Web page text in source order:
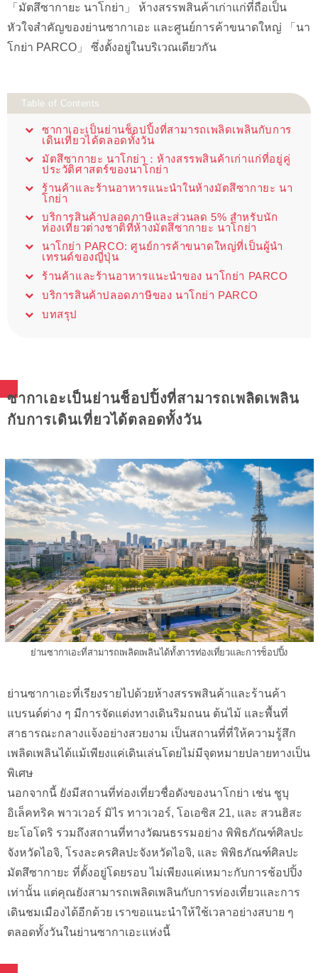
「มัตสึซากายะ นาโกย่า」 ห้างสรรพสินค้าเก่าแก่ที่ถือเป็น
หัวใจสำคัญของย่านซากาเอะ และศูนย์การค้าขนาดใหญ่ 「นา
โกย่า PARCO」 ซึ่งตั้งอยู่ในบริเวณเดียวกัน
Table of Contents
ซากาเอะเป็นย่านช็อปปิ้งที่สามารถเพลิดเพลินกับการ
เดินเที่ยวได้ตลอดทั้งวัน
มัตสึซากายะ นาโกย่า：ห้างสรรพสินค้าเก่าแก่ที่อยู่คู่
ประวัติศาสตร์ของนาโกย่า
ร้านค้าและร้านอาหารแนะนำในห้างมัตสึซากายะ นา
โกย่า
บริการสินค้าปลอดภาษีและส่วนลด 5% สำหรับนัก
ท่องเที่ยวต่างชาติที่ห้างมัตสึซากายะ นาโกย่า
นาโกย่า PARCO: ศูนย์การค้าขนาดใหญ่ที่เป็นผู้นำ
เทรนด์ของญี่ปุ่น
ร้านค้าและร้านอาหารแนะนำของ นาโกย่า PARCO
บริการสินค้าปลอดภาษีของ นาโกย่า PARCO
บทสรุป
ซากาเอะเป็นย่านช็อปปิ้งที่สามารถเพลิดเพลิน
กับการเดินเที่ยวได้ตลอดทั้งวัน
ย่านซากาเอะที่สามารถเพลิดเพลินได้ทั้งการท่องเที่ยวและการช็อปปิ้ง
ย่านซากาเอะที่เรียงรายไปด้วยห้างสรรพสินค้าและร้านค้า
แบรนด์ต่าง ๆ มีการจัดแต่งทางเดินริมถนน ต้นไม้ และพื้นที่
สาธารณะกลางแจ้งอย่างสวยงาม เป็นสถานที่ที่ให้ความรู้สึก
เพลิดเพลินได้แม้เพียงแค่เดินเล่นโดยไม่มีจุดหมายปลายทางเป็น
พิเศษ
นอกจากนี้ ยังมีสถานที่ท่องเที่ยวชื่อดังของนาโกย่า เช่น ชูบุ
อิเล็คทริค พาวเวอร์ มิไร ทาวเวอร์, โอเอซิส 21, และ สวนฮิสะ
ยะโอโดริ รวมถึงสถานที่ทางวัฒนธรรมอย่าง พิพิธภัณฑ์ศิลปะ
จังหวัดไอจิ, โรงละครศิลปะจังหวัดไอจิ, และ พิพิธภัณฑ์ศิลปะ
มัตสึซากายะ ที่ตั้งอยู่โดยรอบ ไม่เพียงแค่เหมาะกับการช้อปปิ้ง
เท่านั้น แต่คุณยังสามารถเพลิดเพลินกับการท่องเที่ยวและการ
เดินชมเมืองได้อีกด้วย เราขอแนะนำให้ใช้เวลาอย่างสบาย ๆ
ตลอดทั้งวันในย่านซากาเอะแห่งนี้